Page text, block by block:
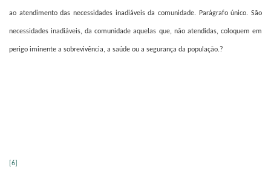
ao atendimento das necessidades inadiáveis da comunidade. Parágrafo único. São
necessidades inadiáveis, da comunidade aquelas que, não atendidas, coloquem em
perigo iminente a sobrevivência, a saúde ou a segurança da população.?
[6]